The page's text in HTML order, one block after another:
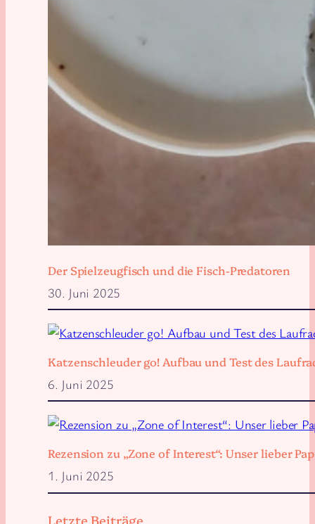
Letzte Beiträge
Der Spielzeugfisch und die Fisch-Predatoren
30. Juni 2025
Katzenschleuder go! Aufbau und Test des
6. Juni 2025
Rezension zu „Zone of Interest“: Unser lieber
1. Juni 2025